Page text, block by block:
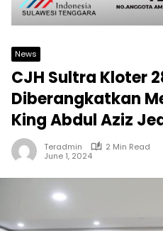
News
CJH Sultra Kloter
Diberangkatkan
King Abdul Aziz
Teradmin
2 Min Read
June 1, 2024